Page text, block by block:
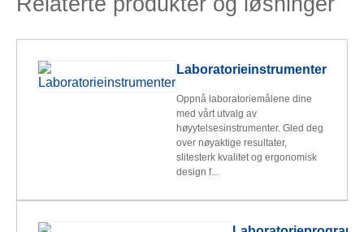
Laboratorieinstrumenter
Oppnå laboratoriemålene dine
med vårt utvalg av
høyytelsesinstrumenter. Gled deg
over nøyaktige resultater,
slitesterk kvalitet og ergonomisk
design f...